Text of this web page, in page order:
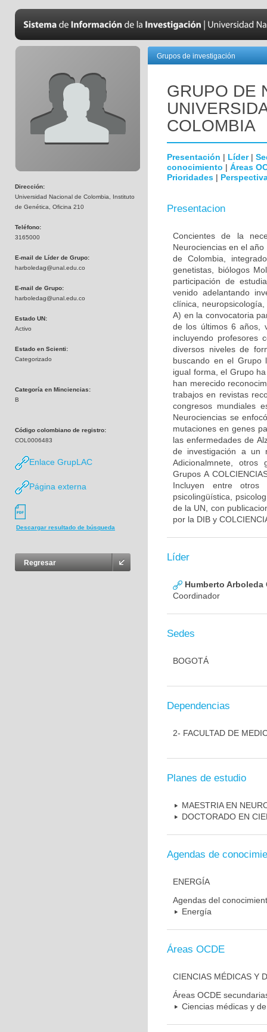
Dirección:
Universidad Nacional de Colombia, Instituto
de Genética, Oficina 210
Teléfono:
3165000
E-mail de Líder de Grupo:
harboledag@unal.edu.co
E-mail de Grupo:
harboledag@unal.edu.co
Estado UN:
Activo
Estado en Scienti:
Categorizado
Categoría en Minciencias:
B
Código colombiano de registro:
COL0006483
Enlace GrupLAC
Página externa
Descargar resultado de búsqueda
Regresar
Grupos de investigación
GRUPO DE
COLOMBIA
Presentación | Líder|
conocimiento | Áreas
Prioridades |
Presentacion
Concientes de la
Neurociencias en el
de Colombia,
genetistas, biólogos
participación de
venido adelantando
clínica,
A) en la convocatoria
de los últimos 6 años,
incluyendo profesores
diversos niveles de
buscando en el Grupo
igual forma, el Grupo
han merecido
trabajos en revistas
congresos mundiales
Neurociencias se
mutaciones en genes
las enfermedades de
de investigación a un
Adicionalmnete, otros
Grupos A
Incluyen entre otros
psicolingüística,
de la UN, con
por la DIB y
Líder
Humberto Arboleda
Coordinador
Sedes
BOGOTÁ
Dependencias
2- FACULTAD DE
Planes de estudio
MAESTRIA EN
DOCTORADO EN
Agendas de
ENERGÍA
Agendas del
Energía
Áreas OCDE
CIENCIAS MÉDICAS Y
Áreas OCDE
Ciencias médicas y